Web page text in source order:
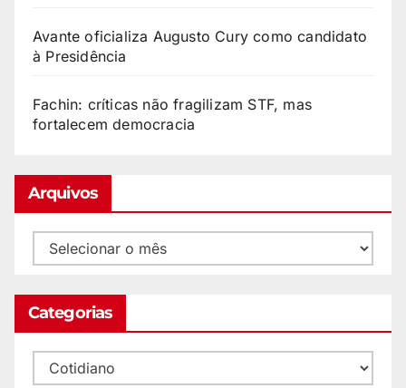
Avante oficializa Augusto Cury como candidato
à Presidência
Fachin: críticas não fragilizam STF, mas
fortalecem democracia
Arquivos
Categorias